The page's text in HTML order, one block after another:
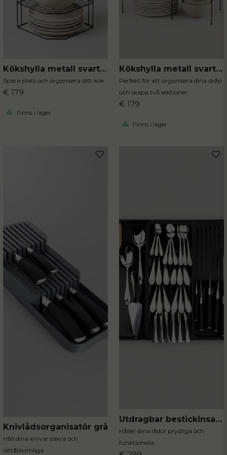
Skicka fråga
Kökshylla metall svart hörn
Spara plats och organisera ditt kök
€ 179
Finns i lager
Kökshylla metall svart justerbar
Perfekt för att organisera dina skåp
och skapa två sektioner.
€ 179
Finns i lager
Knivlådsorganisatör grå
Håll dina knivar säkra och
lättåtkomliga.
Utdragbar bestickinsats svart 40x31 cm
Håller dina lådor prydliga och
funktionella